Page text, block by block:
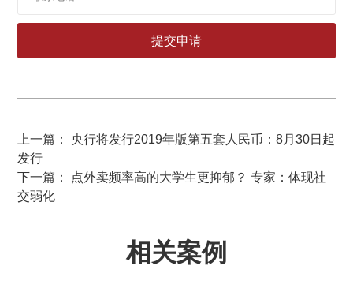
上一篇： 央行将发行2019年版第五套人民币：8月30日起
发行
下一篇： 点外卖频率高的大学生更抑郁？ 专家：体现社
交弱化
相关案例